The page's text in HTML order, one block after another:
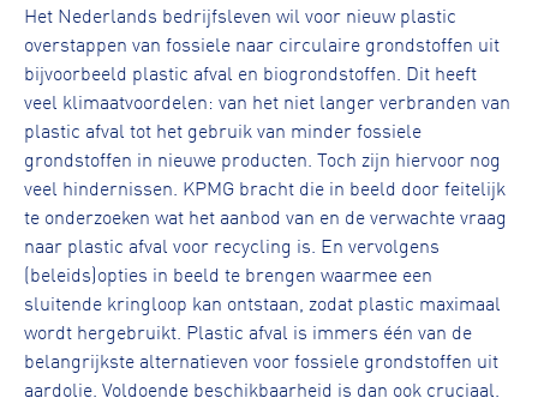
Het Nederlands bedrijfsleven wil voor nieuw plastic
overstappen van fossiele naar circulaire grondstoffen uit
bijvoorbeeld plastic afval en biogrondstoffen. Dit heeft
veel klimaatvoordelen: van het niet langer verbranden van
plastic afval tot het gebruik van minder fossiele
grondstoffen in nieuwe producten. Toch zijn hiervoor nog
veel hindernissen. KPMG bracht die in beeld door feitelijk
te onderzoeken wat het aanbod van en de verwachte vraag
naar plastic afval voor recycling is. En vervolgens
(beleids)opties in beeld te brengen waarmee een
sluitende kringloop kan ontstaan, zodat plastic maximaal
wordt hergebruikt. Plastic afval is immers één van de
belangrijkste alternatieven voor fossiele grondstoffen uit
aardolie. Voldoende beschikbaarheid is dan ook cruciaal.